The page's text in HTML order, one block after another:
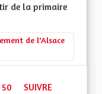
de la primaire
Culture, l'Education et
de l'Alsace
50 50 ABONNÉS
SUIVRE